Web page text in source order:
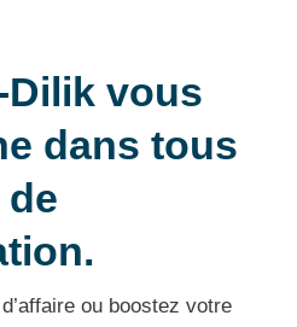
Dilik vous
dans tous
ou boostez votre